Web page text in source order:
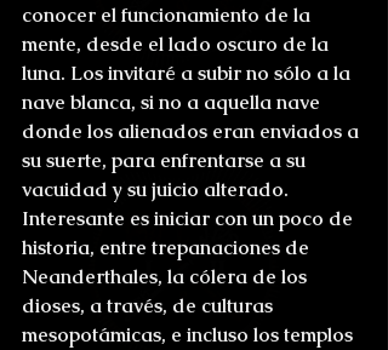
conocer el funcionamiento de la
mente, desde el lado oscuro de la
luna. Los invitaré a subir no sólo a la
nave blanca, si no a aquella nave
donde los alienados eran enviados a
su suerte, para enfrentarse a su
vacuidad y su juicio alterado.
Interesante es iniciar con un poco de
historia, entre trepanaciones de
Neanderthales, la cólera de los
dioses, a través, de culturas
mesopotámicas, e incluso los templos